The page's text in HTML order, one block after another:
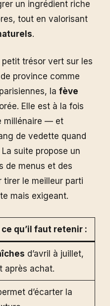
un ingrédient riche
tout en valorisant
.
trésor vert sur les
province comme
la fève
Elle est à la fois
millénaire — et
de vedette quand
suite propose un
de menus et des
tirer le meilleur parti
mais exigeant.
qu’il faut retenir :
d’avril à juillet,
après achat.
d’écarter la